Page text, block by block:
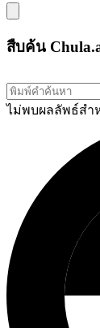
สืบค้น
ไม่พบผลลัพธ์สำ